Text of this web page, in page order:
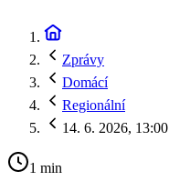
Zprávy
Domácí
Regionální
14. 6. 2026, 13:00
1 min